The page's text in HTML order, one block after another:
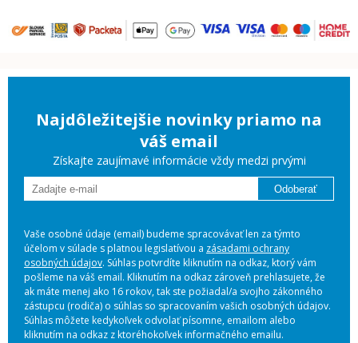
Najdôležitejšie novinky priamo na
váš email
Získajte zaujímavé informácie vždy medzi prvými
Odoberať
Vaše osobné údaje (email) budeme spracovávať len za týmto
účelom v súlade s platnou legislatívou a zásadami ochrany
osobných údajov. Súhlas potvrdíte kliknutím na odkaz, ktorý vám
pošleme na váš email. Kliknutím na odkaz zároveň prehlasujete, že
ak máte menej ako 16 rokov, tak ste požiadal/a svojho zákonného
zástupcu (rodiča) o súhlas so spracovaním vašich osobných údajov.
Súhlas môžete kedykoľvek odvolať písomne, emailom alebo
kliknutím na odkaz z ktoréhokoľvek informačného emailu.